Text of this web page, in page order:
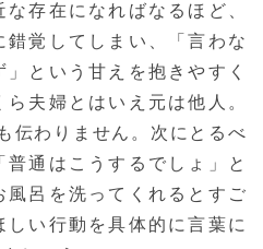
存在になればなるほど、
錯覚してしまい、「言わな
という甘えを抱きやすく
夫婦とはいえ元は他人。
伝わりません。次にとるべ
通はこうするでしょ」と
風呂を洗ってくれるとすご
しい行動を具体的に言葉に